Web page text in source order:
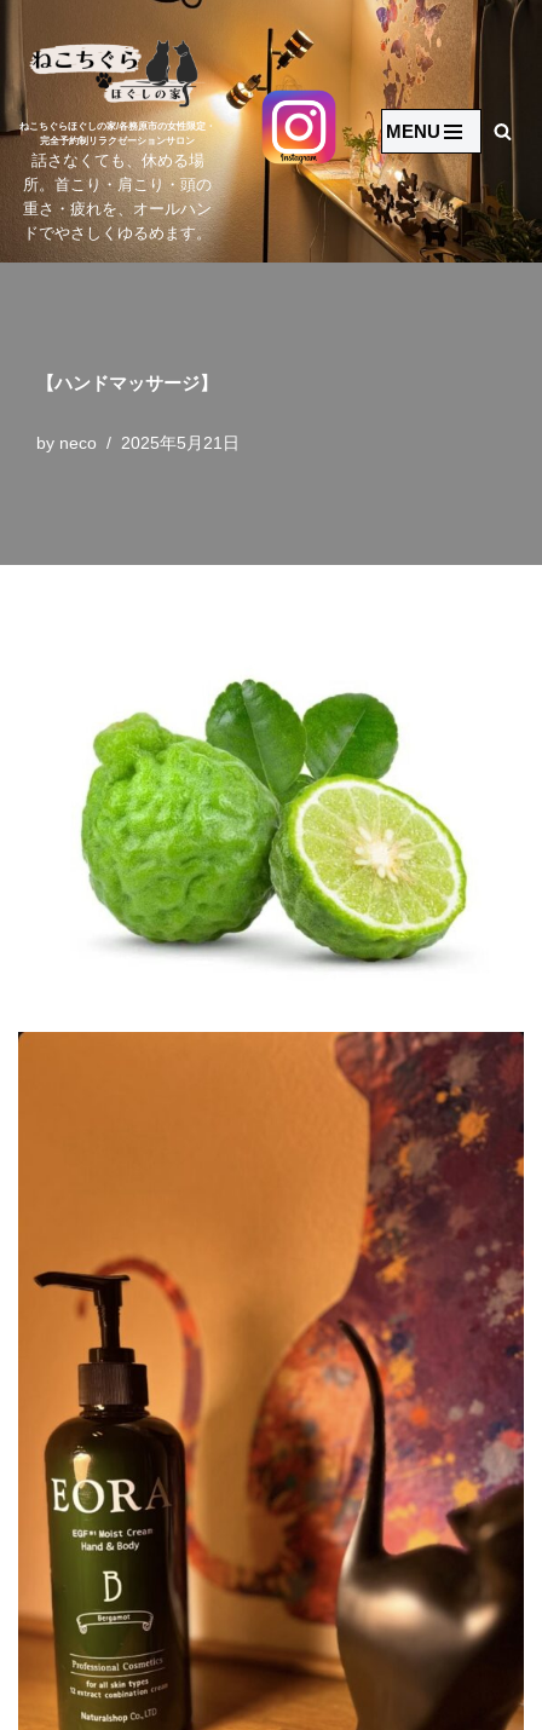
コ
ン
テ
ン
ツ
へ
ス
キ
ねこちぐらほぐしの家/各務原市の女性限定・
完全予約制リラクゼーションサロン
話さなくても、休める場
所。首こり・肩こり・頭の
重さ・疲れを、オールハン
ドでやさしくゆるめます。
MENU
【ハンドマッサージ】
by neco 2025年5月21日